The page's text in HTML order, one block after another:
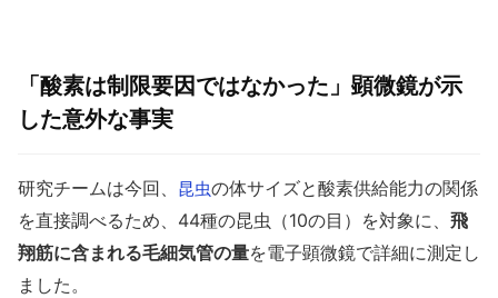
「酸素は制限要因ではなかった」顕微鏡が示
した意外な事実
研究チームは今回、 昆虫の体サイズと酸素供給能力の関係
を直接調べるため、44種の昆虫（10の目）を対象に、 飛
翔筋に含まれる毛細気管の量を電子顕微鏡で詳細に測定し
ました。